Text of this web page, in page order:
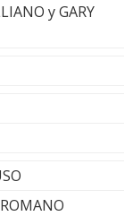
y GARY